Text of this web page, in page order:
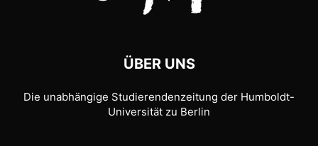
ÜBER UNS
Die unabhängige Studierendenzeitung der Humboldt-
Universität zu Berlin